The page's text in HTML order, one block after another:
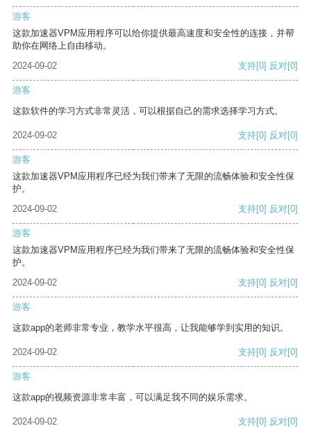
游客
这款加速器VPM应用程序可以给你提供最高速度和安全性的连接，并帮
助你在网络上自由移动。
2024-09-02
支持[0] 反对[0]
游客
这款软件的学习方式非常灵活，可以根据自己的需求选择学习方式。
2024-09-02 支持[0] 反对[0]
游客
这款加速器VPM应用程序已经为我们带来了无限的流畅体验和安全性保
护。
2024-09-02
支持[0] 反对[0]
游客
这款加速器VPM应用程序已经为我们带来了无限的流畅体验和安全性保
护。
2024-09-02
支持[0] 反对[0]
游客
这款app的老师非常专业，教学水平很高，让我能够学到实用的知识。
2024-09-02 支持[0] 反对[0]
游客
这款app的视频资源非常丰富，可以满足我不同的娱乐需求。
2024-09-02 支持[0] 反对[0]